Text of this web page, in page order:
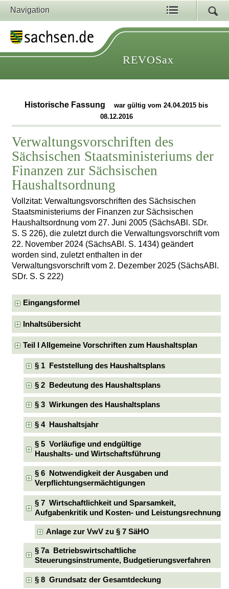
Navigation
REVOSax
Historische Fassung
war gültig vom 24.04.2015 bis
08.12.2016
Verwaltungsvorschriften des
Sächsischen Staatsministeriums der
Finanzen zur Sächsischen
Haushaltsordnung
Vollzitat: Verwaltungsvorschriften des Sächsischen
Staatsministeriums der Finanzen zur Sächsischen
Haushaltsordnung vom 27. Juni 2005 (SächsABl. SDr.
S. S 226), die zuletzt durch die Verwaltungsvorschrift vom
22. November 2024 (SächsABl. S. 1434) geändert
worden sind, zuletzt enthalten in der
Verwaltungsvorschrift vom 2. Dezember 2025 (SächsABl.
SDr. S. S 222)
Eingangsformel
Inhaltsübersicht
Teil l Allgemeine Vorschriften zum Haushaltsplan
§ 1 Feststellung des Haushaltsplans
§ 2 Bedeutung des Haushaltsplans
§ 3 Wirkungen des Haushaltsplans
§ 4 Haushaltsjahr
§ 5 Vorläufige und endgültige
Haushalts- und Wirtschaftsführung
§ 6 Notwendigkeit der Ausgaben und
Verpflichtungsermächtigungen
§ 7 Wirtschaftlichkeit und Sparsamkeit,
Aufgabenkritik und Kosten- und Leistungsrechnung
Anlage zur VwV zu § 7 SäHO
§ 7a Betriebswirtschaftliche
Steuerungsinstrumente, Budgetierungsverfahren
§ 8 Grundsatz der Gesamtdeckung